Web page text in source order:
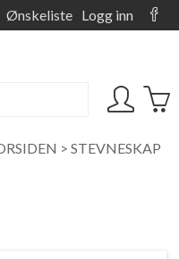
Ønskeliste Logg inn
> STEVNESKAP